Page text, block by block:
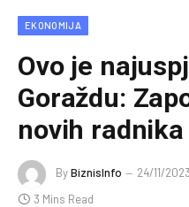
EKONOMIJA
Ovo je
Goraždu:
novih radnika
ByBiznisInfo 24/11/2023
3 Mins Read